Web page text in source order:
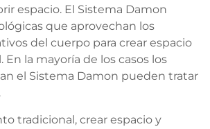
espacio. El Sistema Damon
que aprovechan los
del cuerpo para crear espacio
En la mayoría de los casos los
el Sistema Damon pueden tratar
tradicional, crear espacio y